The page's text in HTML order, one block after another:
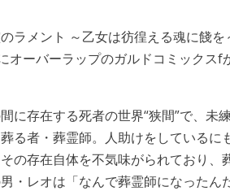
のラメント ～乙女は彷徨える魂に餞を
オーバーラップのガルドコミックスf
に存在する死者の世界“狭間”で、未
る者・葬霊師。人助けをしているに
の存在自体を不気味がられており、
・レオは「なんで葬霊師になったん